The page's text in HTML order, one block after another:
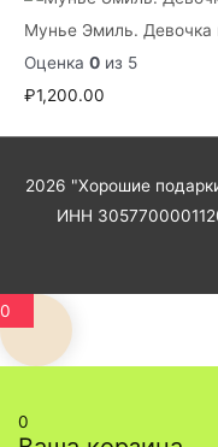
Мунье Эмиль. Девочка
Оценка 0 из 5
₽1,200.00
2026 "Хорошие
ИНН
0
0